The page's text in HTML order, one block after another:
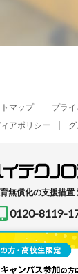
マップ
プラ
アポリシー
育無償化の支援措置
0120-8119-
北海道恵庭市恵
→ TEL0123-39-